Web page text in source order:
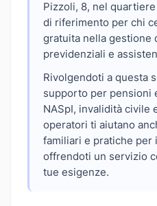
Pizzoli, 8, nel
di riferimento per chi
gratuita nella gestione
previdenziali e
Rivolgendoti a questa
supporto per pensioni
NASpI, invalidità civile
operatori ti aiutano
familiari e pratiche per
offrendoti un servizio
tue esigenze.